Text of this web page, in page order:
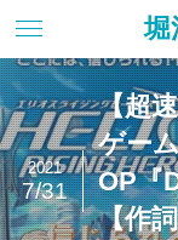
堀
【超
ゲー
OP『
【作
2021
7/31